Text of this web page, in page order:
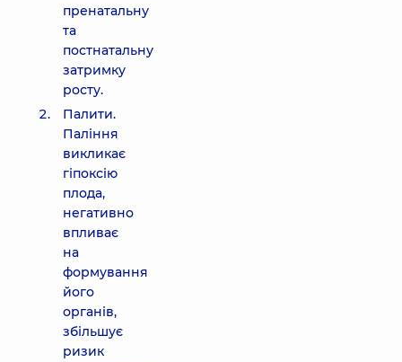
пренатальну
та
постнатальну
затримку
росту.
Палити.
Паління
викликає
гіпоксію
плода,
негативно
впливає
на
формування
його
органів,
збільшує
ризик